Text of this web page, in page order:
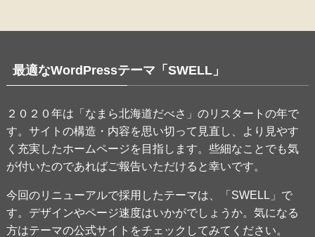
最適なWordPressテーマ「SWELL」
２０２０年は「なまら北海道だべさ」のリスタートの年で
す。サイトの構造・内容を思い切って見直し、より見やす
く充実したホームページを目指します。些細なことでも気
が付いたのであればご報告いただけると幸いです。
今回のリニューアルで採用したテーマは、「SWELL」で
す。デザインやページ速度はいかがでしょうか。気になる
方はテーマの公式サイトをチェックしてみてください。